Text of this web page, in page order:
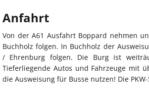
Anfahrt
Von der A61 Ausfahrt Boppard nehmen
Buchholz folgen. In Buchholz der
/ Ehrenburg folgen. Die Burg ist
Tieferliegende Autos und Fahrzeuge mit
die Ausweisung für Busse nutzen! Die